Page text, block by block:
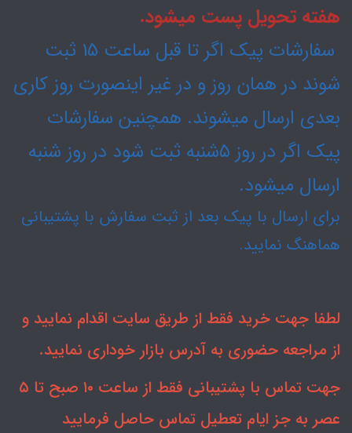
هفته تحویل پست میشود.
سفارشات پیک اگر تا قبل ساعت 15 ثبت
شوند در همان روز و در غیر اینصورت روز کاری
بعدی ارسال میشوند. همچنین سفارشات
پیک اگر در روز ۵شنبه ثبت شود در روز شنبه
ارسال میشود.
برای ارسال با پیک بعد از ثبت سفارش با پشتیبانی
هماهنگ نمایید.
لطفا جهت خرید فقط از طریق سایت اقدام نمایید و
از مراجعه حضوری به آدرس بازار خوداری نمایید.
جهت تماس با پشتیبانی فقط از ساعت ۱۰ صبح تا ۵
عصر به جز ایام تعطیل تماس حاصل فرمایید